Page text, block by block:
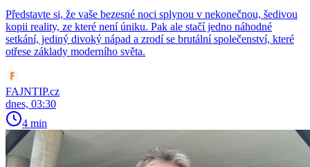
Představte si, že vaše bezesné noci splynou v nekonečnou, šedivou
kopii reality, ze které není úniku. Pak ale stačí jedno náhodné
setkání, jediný divoký nápad a zrodí se brutální společenství, které
otřese základy moderního světa.
FAJNTIP.cz
dnes, 03:30
4 min